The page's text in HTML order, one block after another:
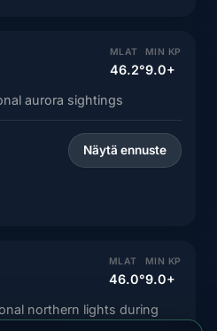
MLAT
46.2°
MIN KP
9.0+
aurora sightings
Näytä ennuste
MLAT
46.0°
MIN KP
9.0+
northern lights during